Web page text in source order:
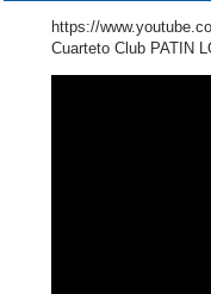
https://
Cuarteto Club PATIN